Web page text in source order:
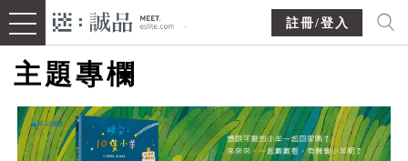
註冊/登入
主題專欄